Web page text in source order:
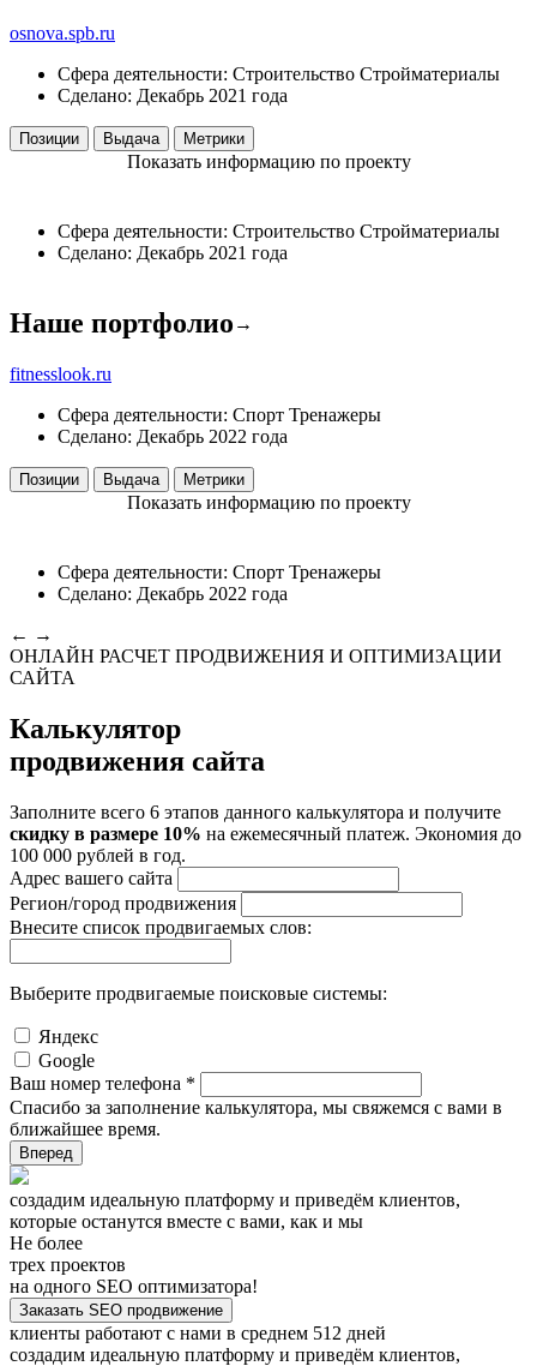
osnova.spb.ru
Сфера деятельности: Строительство Стройматериалы
Сделано: Декабрь 2021 года
Позиции Выдача Метрики
Показать информацию по проекту
Сфера деятельности: Строительство Стройматериалы
Сделано: Декабрь 2021 года
Наше портфолио →
fitnesslook.ru
Сфера деятельности: Спорт Тренажеры
Сделано: Декабрь 2022 года
Позиции Выдача Метрики
Показать информацию по проекту
Сфера деятельности: Спорт Тренажеры
Сделано: Декабрь 2022 года
← →
ОНЛАЙН РАСЧЕТ ПРОДВИЖЕНИЯ И ОПТИМИЗАЦИИ
САЙТА
Калькулятор
продвижения сайта
Заполните всего 6 этапов данного калькулятора и получите
скидку в размере 10% на ежемесячный платеж. Экономия до
100 000 рублей в год.
Адрес вашего сайта
Регион/город продвижения
Внесите список продвигаемых слов:
Выберите продвигаемые поисковые системы:
Яндекс
Google
Ваш номер телефона *
Спасибо за заполнение калькулятора, мы свяжемся с вами в
ближайшее время.
Вперед
создадим идеальную платформу и приведём клиентов,
которые останутся вместе с вами, как и мы
Не более
трех проектов
на одного SEO оптимизатора!
Заказать SEO продвижение
клиенты работают с нами в среднем 512 дней
создадим идеальную платформу и приведём клиентов,